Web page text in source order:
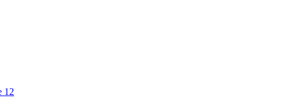
12